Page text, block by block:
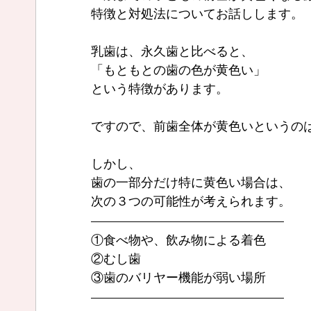
特徴と対処法についてお話しします。
乳歯は、永久歯と比べると、
「もともとの歯の色が黄色い」
という特徴があります。
ですので、前歯全体が黄色いというの
しかし、
歯の一部分だけ特に黄色い場合は、
次の３つの可能性が考えられます。
①食べ物や、飲み物による着色
②むし歯
③歯のバリヤー機能が弱い場所